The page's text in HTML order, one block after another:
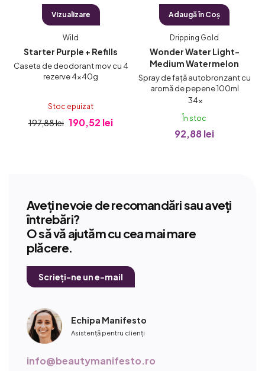
Starter Purple + Refills
Wild
Stoc epuizat
197,88 lei 190,52 lei
Vizualizare
Caseta de deodorant mov cu 4
rezerve 4x40g
Wonder Water Light-
Medium Watermelon
Dripping Gold
Evaluarea
medie
produsului
stele.
34×
În stoc
92,88 lei
Adaugă în Coş
Spray de față autobronzant cu
aromă de pepene 100ml
Aveți nevoie de recomandări sau aveți
întrebări?
O să vă ajutăm cu cea mai mare
plăcere.
Scrieți-ne un e-mail
Echipa Manifesto
Asistență pentru clienți
info@beautymanifesto.ro